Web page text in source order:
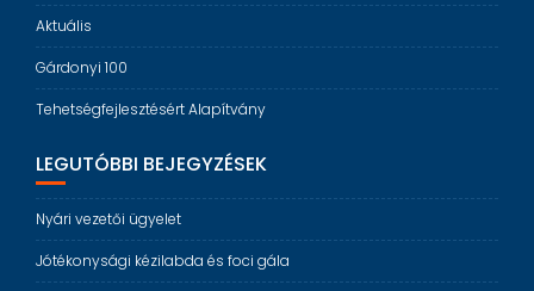
Aktuális
Gárdonyi 100
Tehetségfejlesztésért Alapítvány
LEGUTÓBBI BEJEGYZÉSEK
Nyári vezetői ügyelet
Jótékonysági kézilabda és foci gála